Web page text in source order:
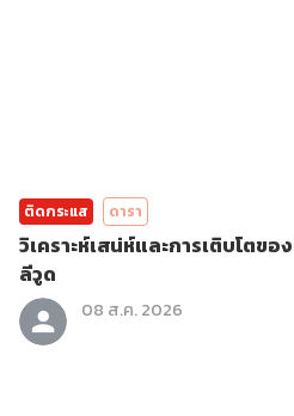
ติดกระแส ดารา
วิเคราะห์เสน่ห์และการเติบโตข
ลีวูด
08 ส.ค. 2026